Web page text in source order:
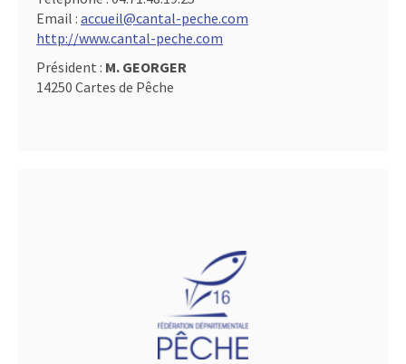
Email : accueil@cantal-peche.com
http://www.cantal-peche.com
Président : M. GEORGER
14250 Cartes de Pêche